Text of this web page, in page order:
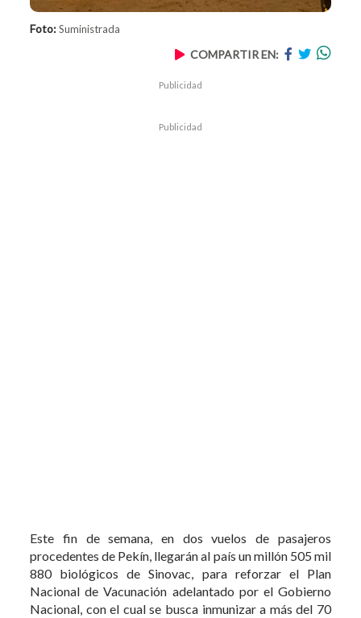
Foto:Suministrada
COMPARTIR EN:
Publicidad
Publicidad
Este fin de semana, en dos vuelos de pasajeros
procedentes de Pekín, llegarán al país un millón 505 mil
880 biológicos de Sinovac, para reforzar el Plan
Nacional de Vacunación adelantado por el Gobierno
Nacional, con el cual se busca inmunizar a más del 70